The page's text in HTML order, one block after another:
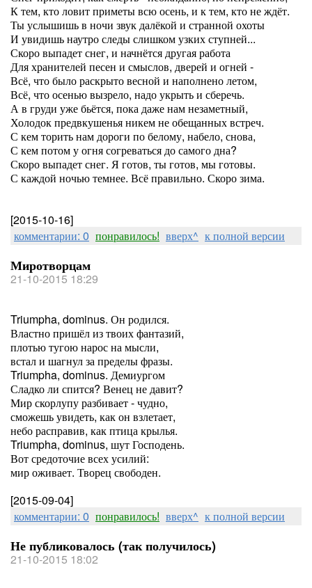
К тем, кто ловит приметы всю осень, и к тем, кто не ждёт.
Ты услышишь в ночи звук далёкой и странной охоты
И увидишь наутро следы слишком узких ступней...
Скоро выпадет снег, и начнётся другая работа
Для хранителей песен и смыслов, дверей и огней -
Всё, что было раскрыто весной и наполнено летом,
Всё, что осенью вызрело, надо укрыть и сберечь.
А в груди уже бьётся, пока даже нам незаметный,
Холодок предвкушенья никем не обещанных встреч.
С кем торить нам дороги по белому, набело, снова,
С кем потом у огня согреваться до самого дна?
Скоро выпадет снег. Я готов, ты готов, мы готовы.
С каждой ночью темнее. Всё правильно. Скоро зима.
[2015-10-16]
комментарии: 0 понравилось! вверх^ к полной версии
Миротворцам
21-10-2015 18:29
Triumpha, dominus. Он родился.
Властно пришёл из твоих фантазий,
плотью тугою нарос на мысли,
встал и шагнул за пределы фразы.
Triumpha, dominus. Демиургом
Сладко ли спится? Венец не давит?
Мир скорлупу разбивает - чудно,
сможешь увидеть, как он взлетает,
небо расправив, как птица крылья.
Triumpha, dominus, шут Господень.
Вот средоточие всех усилий:
мир оживает. Творец свободен.
[2015-09-04]
комментарии: 0 понравилось! вверх^ к полной версии
Не публиковалось (так получилось)
21-10-2015 18:02